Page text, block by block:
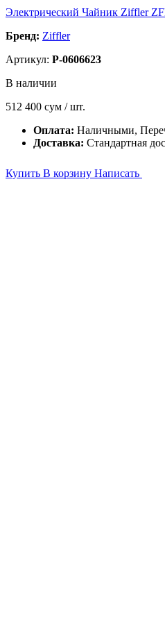
Электрический Чайник Ziffler
Бренд: Ziffler
Артикул: P-0606623
В наличии
512 400 сум / шт.
Оплата: Наличными,
Доставка: Стандартная
Купить В корзину Написать